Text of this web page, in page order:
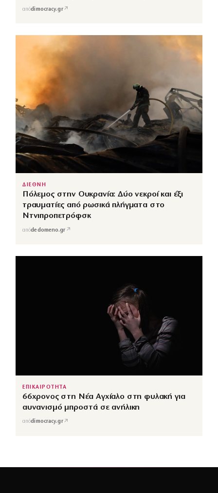
απόdimocracy.gr↗
ΔΙΕΘΝΗ
Πόλεμος στην Ουκρανία: Δύο νεκροί και έξι
τραυματίες από ρωσικά πλήγματα στο
Ντνιπροπετρόφσκ
απόdedomeno.gr ↗
ΕΠΙΚΑΙΡΟΤΗΤΑ
66χρονος στη Νέα Αγχίαλο στη φυλακή για
αυνανισμό μπροστά σε ανήλικη
απόdimocracy.gr↗